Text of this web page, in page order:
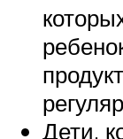
Дети,